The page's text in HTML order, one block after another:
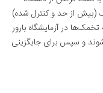
(بیش از حد و کنترل شده)
در آزمایشگاه بارور
و سپس برای جایگزینی